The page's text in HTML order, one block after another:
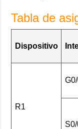
Tabla de
Dispositivo
R1